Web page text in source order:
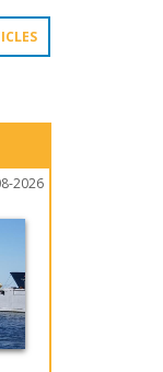
2026